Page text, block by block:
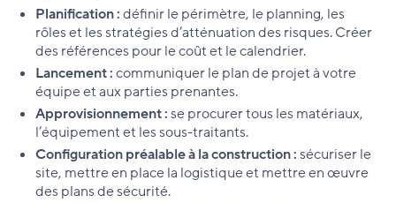
Planification :définir le périmètre, le planning, les
rôles et les stratégies d’atténuation des risques. Créer
des références pour le coût et le calendrier.
Lancement :communiquer le plan de projet à votre
équipe et aux parties prenantes.
Approvisionnement :se procurer tous les matériaux,
l’équipement et les sous-traitants.
Configuration préalable à la construction :sécuriser le
site, mettre en place la logistique et mettre en œuvre
des plans de sécurité.